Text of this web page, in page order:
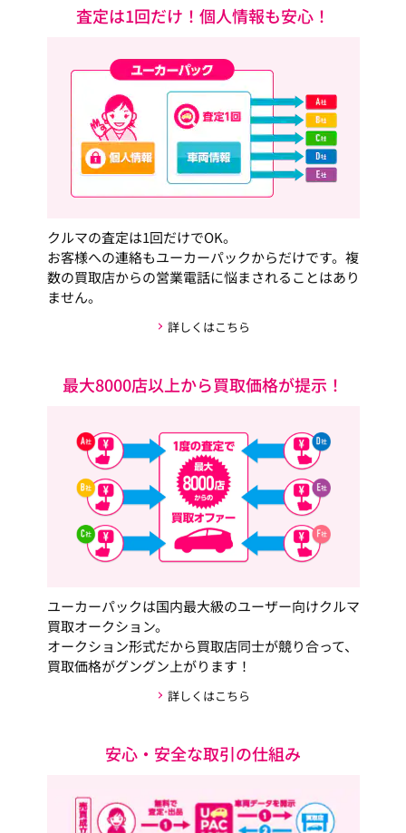
査定は1回だけ！個人情報も安心！
クルマの査定は1回だけでOK。
お客様への連絡もユーカーパックからだけです。複
数の買取店からの営業電話に悩まされることはあり
ません。
詳しくはこちら
最大8000店以上から買取価格が提示！
ユーカーパックは国内最大級のユーザー向けクルマ
買取オークション。
オークション形式だから買取店同士が競り合って、
買取価格がグングン上がります！
詳しくはこちら
安心・安全な取引の仕組み